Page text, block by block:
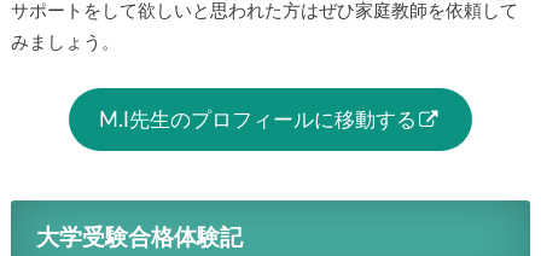
サポートをして欲しいと思われた方はぜひ家庭教師を依頼して
みましょう。
M.I先生のプロフィールに移動する
大学受験合格体験記